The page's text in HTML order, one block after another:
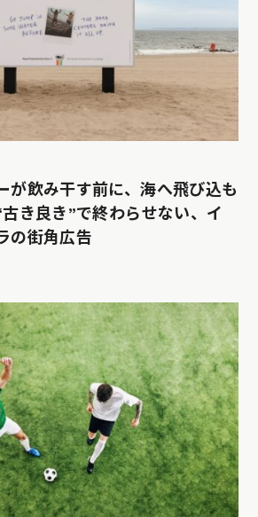
が飲み干す前に、海へ飛び込も
き良き”で終わらせない、イ
の街角広告